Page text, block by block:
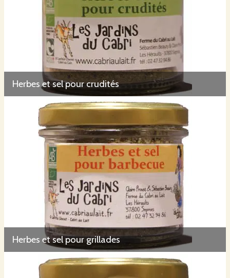
Herbes et sel pour crudités
Herbes et sel pour grillades